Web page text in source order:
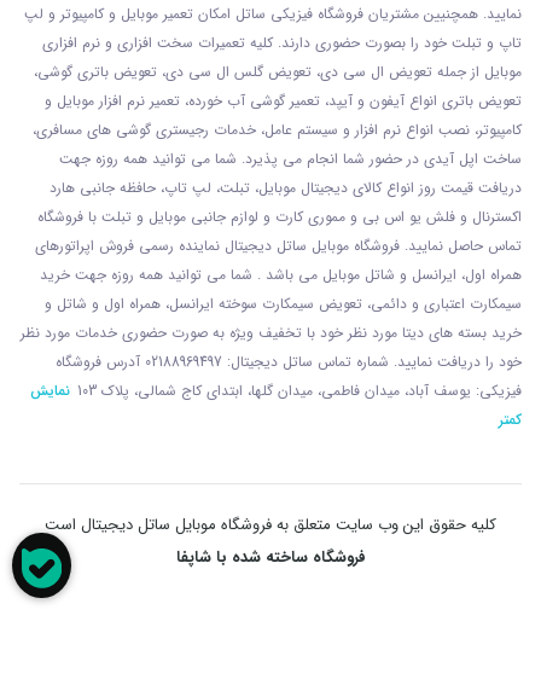
نمایید. همچنیین مشتریان فروشگاه فیزیکی ساتل امکان تعمیر موبایل و کامپیوتر و لپ
تاپ و تبلت خود را بصورت حضوری دارند. کلیه تعمیرات سخت افزاری و نرم افزاری
موبایل از جمله تعویض ال سی دی، تعویض گلس ال سی دی، تعویض باتری گوشی،
تعویض باتری انواع آیفون و آیپد، تعمیر گوشی آب خورده، تعمیر نرم افزار موبایل و
کامپیوتر، نصب انواع نرم افزار و سیستم عامل، خدمات رجیستری گوشی های مسافری،
ساخت اپل آیدی در حضور شما انجام می پذیرد. شما می توانید همه روزه جهت
دریافت قیمت روز انواع کالای دیجیتال موبایل، تبلت، لپ تاپ، حافظه جانبی هارد
اکسترنال و فلش یو اس بی و مموری کارت و لوازم جانبی موبایل و تبلت با فروشگاه
تماس حاصل نمایید. فروشگاه موبایل ساتل دیجیتال نماینده رسمی فروش اپراتورهای
همراه اول، ایرانسل و شاتل موبایل می باشد . شما می توانید همه روزه جهت خرید
سیمکارت اعتباری و دائمی، تعویض سیمکارت سوخته ایرانسل، همراه اول و شاتل و
خرید بسته های دیتا مورد نظر خود با تخفیف ویژه به صورت حضوری خدمات مورد نظر
خود را دریافت نمایید. شماره تماس ساتل دیجیتال: 02188969497 آدرس فروشگاه
فیزیکی: یوسف آباد، میدان فاطمی، میدان گلها، ابتدای کاج شمالی، پلاک 103
نمایش
کمتر
کلیه حقوق این وب سایت متعلق به فروشگاه موبایل ساتل دیجیتال است
فروشگاه ساخته شده با شاپفا